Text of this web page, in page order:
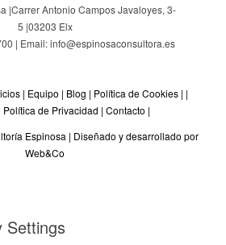
|Carrer Antonio Campos Javaloyes, 3-
5 |03203 Elx
| Email: info@espinosaconsultora.es
| Equipo | Blog | Política de Cookies| |
Política de Privacidad |Contacto |
Espinosa | Diseñado y desarrollado por
Web&Co
Settings